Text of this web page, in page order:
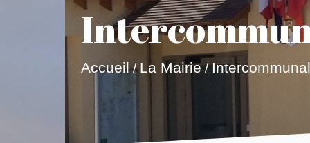
Accueil/La Mairie/